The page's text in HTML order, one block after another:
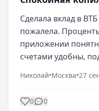
Сделала вклад в
пожалела.
приложении
счетами удобны,
Николай•Москва•27
0 0